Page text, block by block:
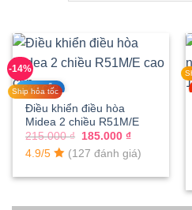
-14%
Ship hỏa tốc
CAO CẤP
Điều khiển điều hòa
Midea 2 chiều R51M/E
215.000₫ Giá
là:
185.000 ₫Giá
tại
185.000 ₫.
4.9/5 (127 đánh giá)